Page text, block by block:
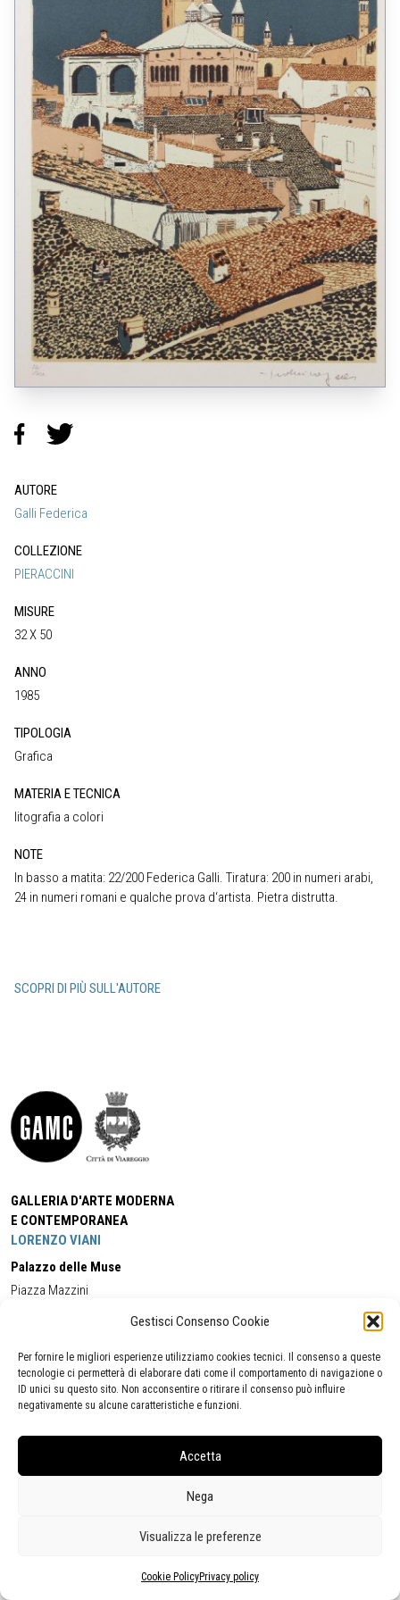
Gestisci Consenso Cookie
Per fornire le migliori esperienze utilizziamo cookies tecnici. Il consenso a queste
tecnologie ci permetterà di elaborare dati come il comportamento di navigazione o
ID unici su questo sito. Non acconsentire o ritirare il consenso può influire
negativamente su alcune caratteristiche e funzioni.
Accetta
Nega
Visualizza le preferenze
Cookie PolicyPrivacy policy
AUTORE
Galli Federica
COLLEZIONE
PIERACCINI
MISURE
32 X 50
ANNO
1985
TIPOLOGIA
Grafica
MATERIA E TECNICA
litografia a colori
NOTE
In basso a matita: 22/200 Federica Galli. Tiratura: 200 in numeri arabi,
24 in numeri romani e qualche prova d‘artista. Pietra distrutta.
SCOPRI DI PIÙ SULL'AUTORE
GALLERIA D'ARTE MODERNA
E CONTEMPORANEA
LORENZO VIANI
Palazzo delle Muse
Piazza Mazzini
Cell:+39 338 5714978 (orario apertura Galleria)
Tel:
+39 0584 944580
(orario 09.00/13.00)
Email:gamc@comune.viareggio.lu.it
Segnalazione di inaccessibilità